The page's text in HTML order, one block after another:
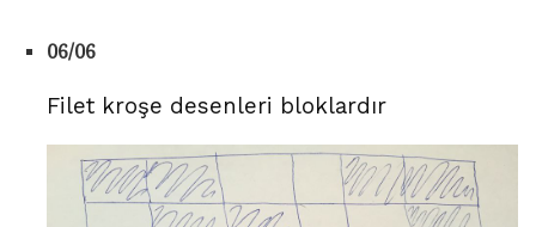
06/06
Filet kroşe desenleri bloklardır